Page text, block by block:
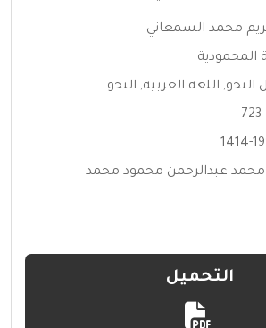
محمد السمعاني
النحو, اللغة العربية, النحو
723
محمد عبدالرحمن محمود محمد
التحميل